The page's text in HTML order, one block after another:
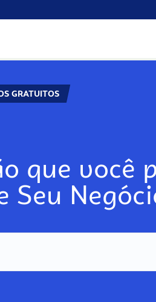
GRATUITOS
que você
Seu